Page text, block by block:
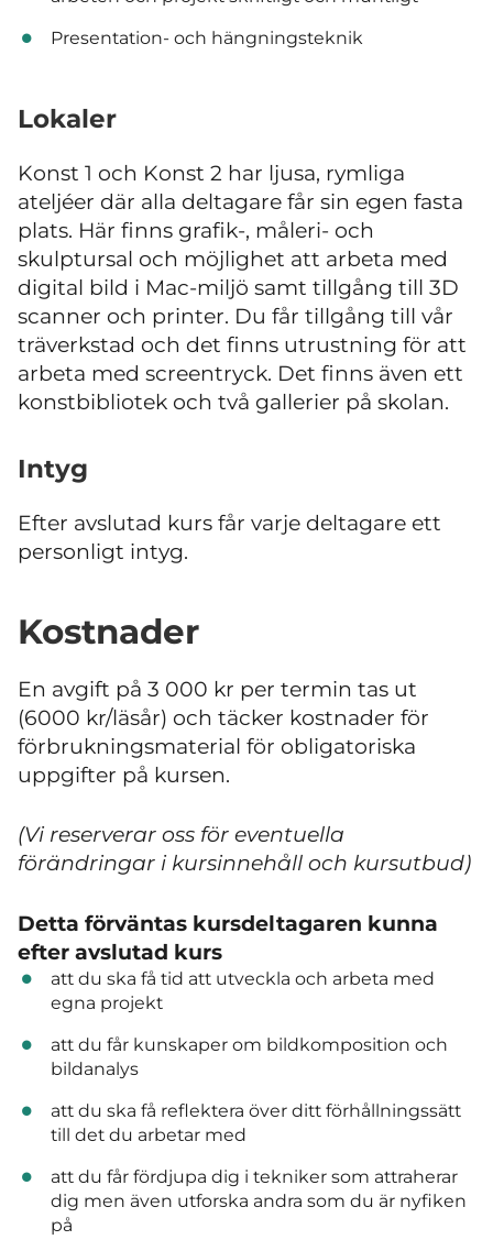
Presentation- och hängningsteknik
Lokaler
Konst 1 och Konst 2 har ljusa, rymliga
ateljéer där alla deltagare får sin egen fasta
plats. Här finns grafik-, måleri- och
skulptursal och möjlighet att arbeta med
digital bild i Mac-miljö samt tillgång till 3D
scanner och printer. Du får tillgång till vår
träverkstad och det finns utrustning för att
arbeta med screentryck. Det finns även ett
konstbibliotek och två gallerier på skolan.
Intyg
Efter avslutad kurs får varje deltagare ett
personligt intyg.
Kostnader
En avgift på 3 000 kr per termin tas ut
(6000 kr/läsår) och täcker kostnader för
förbrukningsmaterial för obligatoriska
uppgifter på kursen.
(Vi reserverar oss för eventuella
förändringar i kursinnehåll och kursutbud)
Detta förväntas kursdeltagaren kunna
efter avslutad kurs
att du ska få tid att utveckla och arbeta med
egna projekt
att du får kunskaper om bildkomposition och
bildanalys
att du ska få reflektera över ditt förhållningssätt
till det du arbetar med
att du får fördjupa dig i tekniker som attraherar
dig men även utforska andra som du är nyfiken
på